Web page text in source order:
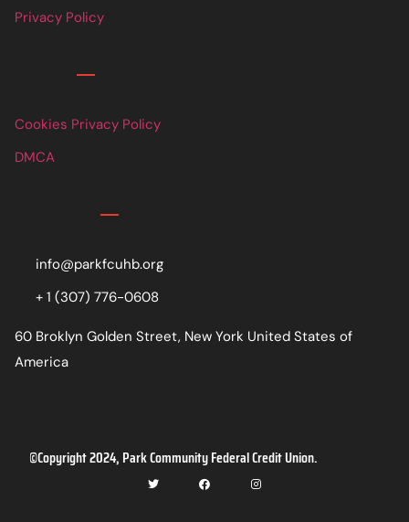
Privacy Policy
Cookies Privacy Policy
DMCA
info@parkfcuhb.org
+ 1 (307) 776-0608
60 Broklyn Golden Street, New York United States of
America
©Copyright 2024, Park Community Federal Credit Union.